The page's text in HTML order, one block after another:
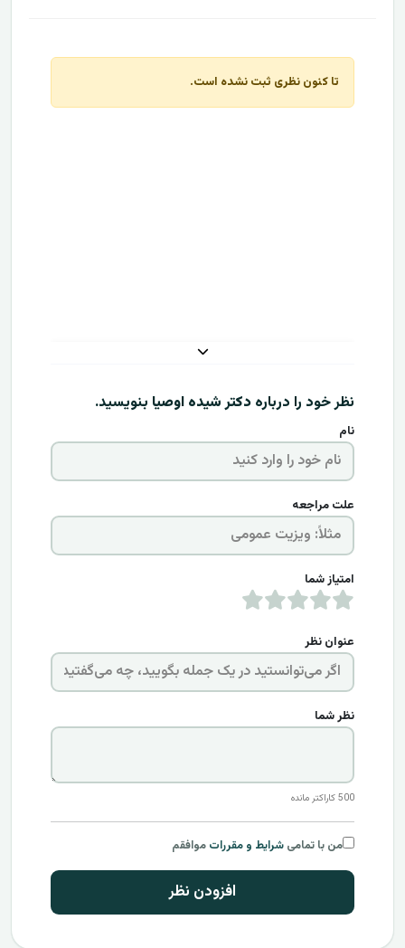
تا کنون نظری ثبت نشده است.
نظر خود را دربارهدکتر شیده اوصیا بنویسید.
نام
علت مراجعه
امتیاز شما
عنوان نظر
نظر شما
500کاراکتر مانده
من با تمامیشرایط و مقررات موافقم
افزودن نظر